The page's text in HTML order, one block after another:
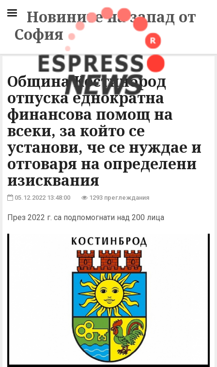
Новините на запад от
София
Община Костинброд
отпуска еднократна
финансова помощ на
всеки, за който се
установи, че се нуждае и
отговаря на определени
изисквания
05.12.2022 13:48:00 1293 преглеждания
През 2022 г. са подпомогнати над 200 лица